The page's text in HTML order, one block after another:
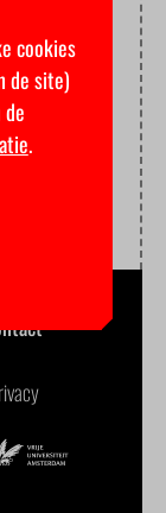
cookies
de site)
.